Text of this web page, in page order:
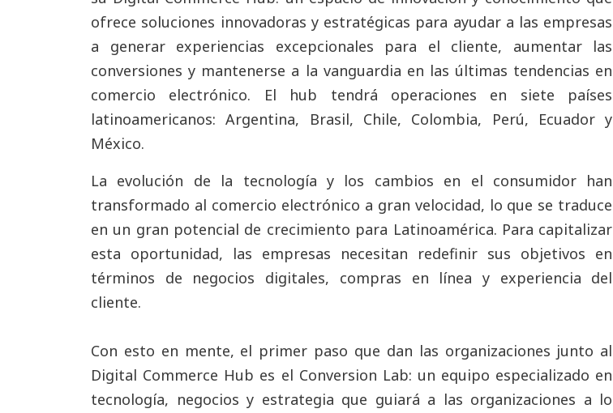
ofrece soluciones innovadoras y estratégicas para ayudar a las empresas
a generar experiencias excepcionales para el cliente, aumentar las
conversiones y mantenerse a la vanguardia en las últimas tendencias en
comercio electrónico. El hub tendrá operaciones en siete países
latinoamericanos: Argentina, Brasil, Chile, Colombia, Perú, Ecuador y
México.
La evolución de la tecnología y los cambios en el consumidor han
transformado al comercio electrónico a gran velocidad, lo que se traduce
en un gran potencial de crecimiento para Latinoamérica. Para capitalizar
esta oportunidad, las empresas necesitan redefinir sus objetivos en
términos de negocios digitales, compras en línea y experiencia del
cliente.
Con esto en mente, el primer paso que dan las organizaciones junto al
Digital Commerce Hub es el Conversion Lab: un equipo especializado en
tecnología, negocios y estrategia que guiará a las organizaciones a lo